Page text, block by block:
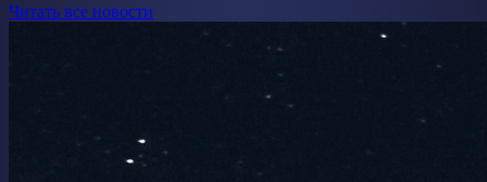
Читать все новости